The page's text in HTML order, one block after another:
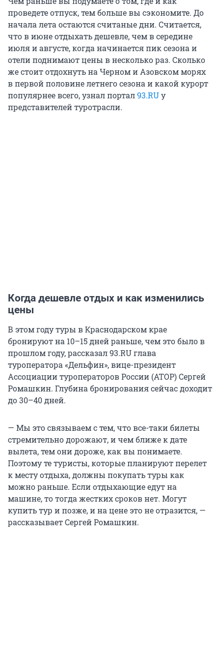
проведете отпуск, тем больше вы сэкономите. До
начала лета остаются считаные дни. Считается,
что в июне отдыхать дешевле, чем в середине
июля и августе, когда начинается пик сезона и
отели поднимают цены в несколько раз. Сколько
же стоит отдохнуть на Черном и Азовском морях
в первой половине летнего сезона и какой курорт
популярнее всего, узнал портал93.RUу
представителей туротрасли.
Когда дешевле отдых и как изменились
цены
В этом году туры в Краснодарском крае
бронируют на 10–15 дней раньше, чем это было в
прошлом году, рассказал 93.RU глава
туроператора «Дельфин», вице-президент
Ассоциации туроператоров России (АТОР) Сергей
Ромашкин. Глубина бронирования сейчас доходит
до 30–40 дней.
— Мы это связываем с тем, что все-таки билеты
стремительно дорожают, и чем ближе к дате
вылета, тем они дороже, как вы понимаете.
Поэтому те туристы, которые планируют перелет
к месту отдыха, должны покупать туры как
можно раньше. Если отдыхающие едут на
машине, то тогда жестких сроков нет. Могут
купить тур и позже, и на цене это не отразится, —
рассказывает Сергей Ромашкин.